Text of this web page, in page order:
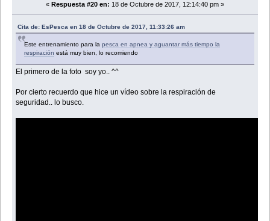
« Respuesta #20 en: 18 de Octubre de 2017, 12:14:40 pm »
Cita de: EsPesca en 18 de Octubre de 2017, 11:33:26 am
Este entrenamiento para lapesca en apnea y aguantar más tiempo la
respiración está muy bien, lo recomiendo
El primero de la foto soy yo.. ^^
Por cierto recuerdo que hice un vídeo sobre la respiración de
seguridad.. lo busco.